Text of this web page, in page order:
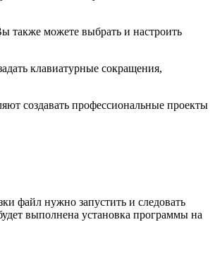
также можете выбрать и настроить
клавиатурные сокращения,
создавать профессиональные проекты
файл нужно запустить и следовать
выполнена установка программы на